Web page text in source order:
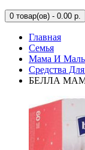
0 товар(ов) - 0.00 р.
Главная
Семья
Мама И
Средства
БЕЛЛА